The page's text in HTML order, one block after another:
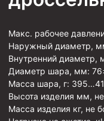
Макс. рабочее
Наружный диаметр,
Внутренний диаметр,
Диаметр шара, мм:
Масса шара, г:
Высота изделия мм,
Масса изделия кг, не